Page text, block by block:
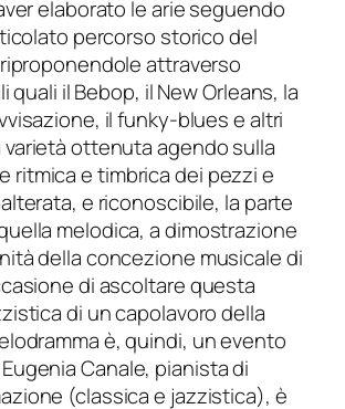
elaborato le arie seguendo
percorso storico del
attraverso
quali il Bebop, il New Orleans, la
il funky-blues e altri
varietà ottenuta agendo sulla
ritmica e timbrica dei pezzi e
e riconoscibile, la parte
melodica, a dimostrazione
della concezione musicale di
di ascoltare questa
di un capolavoro della
è, quindi, un evento
Eugenia Canale, pianista di
(classica e jazzistica), è